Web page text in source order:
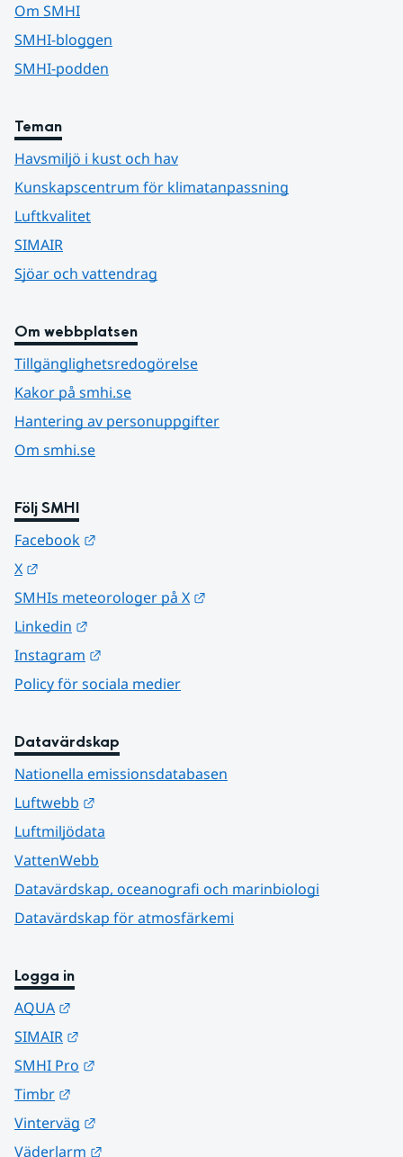
Om SMHI
SMHI-bloggen
SMHI-podden
Teman
Havsmiljö i kust och hav
Kunskapscentrum för klimatanpassning
Luftkvalitet
SIMAIR
Sjöar och vattendrag
Om webbplatsen
Tillgänglighetsredogörelse
Kakor på smhi.se
Hantering av personuppgifter
Om smhi.se
Följ SMHI
Facebook
X
SMHIs meteorologer på X
Linkedin
Instagram
Policy för sociala medier
Datavärdskap
Nationella emissionsdatabasen
Luftwebb
Luftmiljödata
VattenWebb
Datavärdskap, oceanografi och marinbiologi
Datavärdskap för atmosfärkemi
Logga in
AQUA
SIMAIR
SMHI Pro
Timbr
Vinterväg
Väderlarm